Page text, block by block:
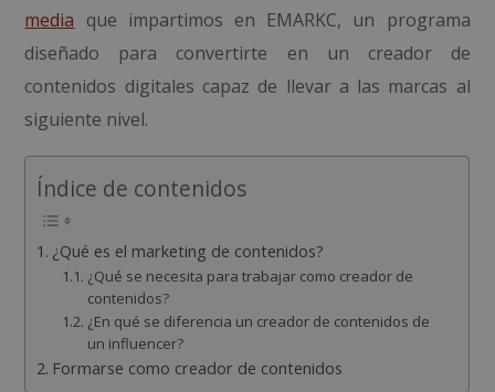
media que impartimos en EMARKC, un programa
diseñado para convertirte en un creador de
contenidos digitales capaz de llevar a las marcas al
siguiente nivel.
Índice de contenidos
¿Qué es el marketing de contenidos?
¿Qué se necesita para trabajar como creador de
contenidos?
¿En qué se diferencia un creador de contenidos de
un influencer?
Formarse como creador de contenidos